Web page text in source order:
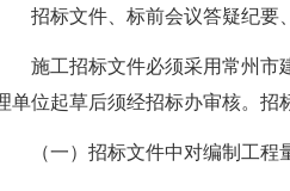
招标文件、标前会议答疑纪要
施工招标文件必须采用常州市
单位起草后须经招标办审核。招
（一）招标文件中对编制工程